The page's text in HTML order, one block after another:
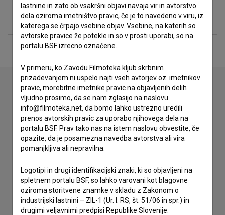
Razširjeni podatki
Stik z uredništvom
Spoštovani, s pomočjo spodnjega obrazca lahko stopite v
stik z uredništvom Baze slovenskih filmov. Veseli bomo vaših
odzivov.
imam vprašanje
prijavljam napako
želim dodati podatke
drugo
lastnine in zato ob vsakršni objavi navaja vir in avtorstvo
dela oziroma imetništvo pravic, če je to navedeno v viru, iz
katerega se črpajo vsebine objav. Vsebine, na katerih so
avtorske pravice že potekle in so v prosti uporabi, so na
portalu BSF izrecno označene.
V primeru, ko Zavodu Filmoteka kljub skrbnim
prizadevanjem ni uspelo najti vseh avtorjev oz. imetnikov
pravic, morebitne imetnike pravic na objavljenih delih
vljudno prosimo, da se nam zglasijo na naslovu
info@filmoteka.net, da bomo lahko ustrezno uredili
prenos avtorskih pravic za uporabo njihovega dela na
portalu BSF. Prav tako nas na istem naslovu obvestite, če
opazite, da je posamezna navedba avtorstva ali vira
pomanjkljiva ali nepravilna.
Logotipi in drugi identifikacijski znaki, ki so objavljeni na
spletnem portalu BSF, so lahko varovani kot blagovne
oziroma storitvene znamke v skladu z Zakonom o
industrijski lastnini – ZIL-1 (Ur. l. RS, št. 51/06 in spr.) in
drugimi veljavnimi predpisi Republike Slovenije.